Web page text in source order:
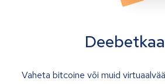
Vaheta bitcoine või muid